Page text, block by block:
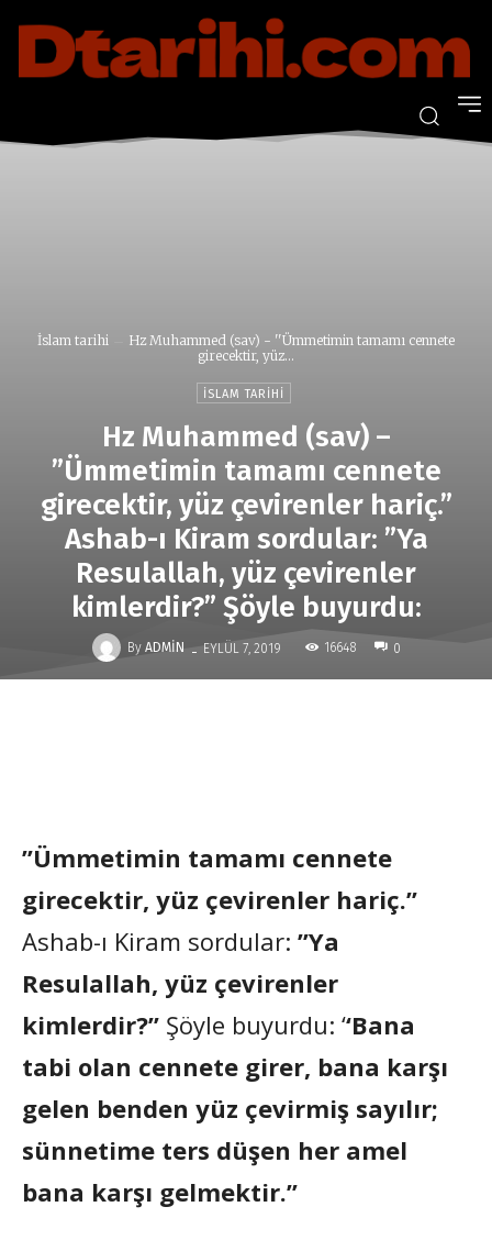
İslam tarihi
Hz Muhammed (sav) - ''Ümmetimin tamamı cennete
girecektir, yüz...
İSLAM TARIHI
Hz Muhammed (sav) –
”Ümmetimin tamamı cennete
girecektir, yüz çevirenler hariç.”
Ashab-ı Kiram sordular: ”Ya
Resulallah, yüz çevirenler
kimlerdir?” Şöyle buyurdu:
By ADMIN - EYLÜL 7, 2019 16648 0
”Ümmetimin tamamı cennete
girecektir, yüz çevirenler hariç.”
Ashab-ı Kiram sordular: ”Ya
Resulallah, yüz çevirenler
kimlerdir?” Şöyle buyurdu: ‘‘Bana
tabi olan cennete girer, bana karşı
gelen benden yüz çevirmiş sayılır;
sünnetime ters düşen her amel
bana karşı gelmektir.”